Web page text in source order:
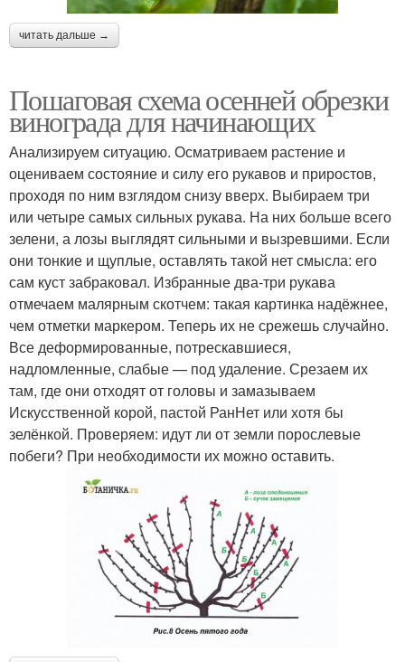
читать дальше →
Пошаговая схема осенней обрезки
винограда для начинающих
Анализируем ситуацию. Осматриваем растение и
оцениваем состояние и силу его рукавов и приростов,
проходя по ним взглядом снизу вверх. Выбираем три
или четыре самых сильных рукава. На них больше всего
зелени, а лозы выглядят сильными и вызревшими. Если
они тонкие и щуплые, оставлять такой нет смысла: его
сам куст забраковал. Избранные два-три рукава
отмечаем малярным скотчем: такая картинка надёжнее,
чем отметки маркером. Теперь их не срежешь случайно.
Все деформированные, потрескавшиеся,
надломленные, слабые — под удаление. Срезаем их
там, где они отходят от головы и замазываем
Искусственной корой, пастой РанНет или хотя бы
зелёнкой. Проверяем: идут ли от земли порослевые
побеги? При необходимости их можно оставить.